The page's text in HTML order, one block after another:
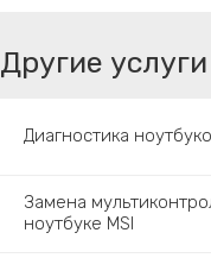
Другие
Диагностика
Замена
ноутбуке MSI